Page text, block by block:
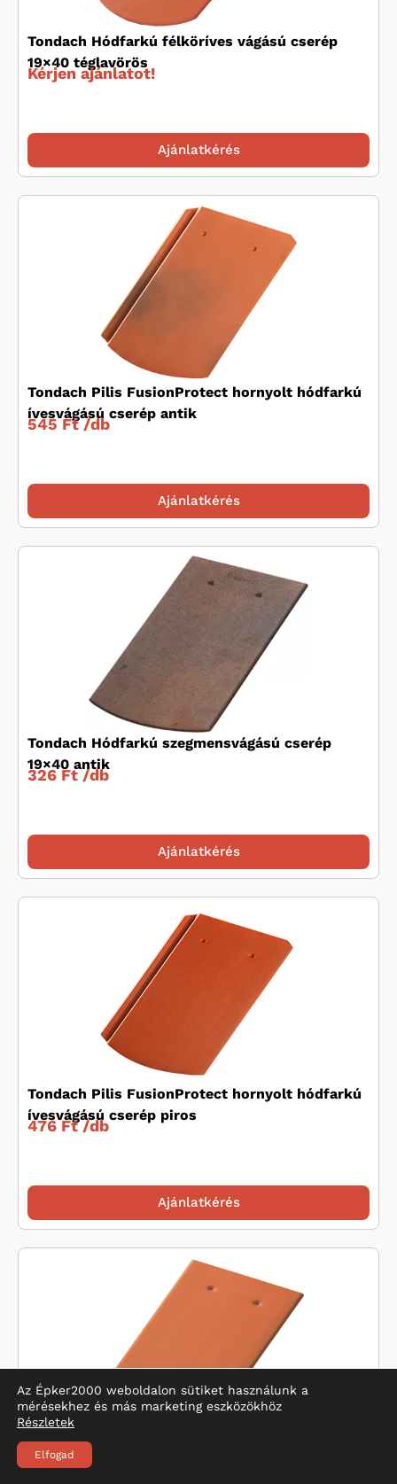
Tondach Hódfarkú félköríves vágású cserép
19×40 téglavörös
Kérjen ajánlatot!
Ajánlatkérés
Tondach Pilis FusionProtect hornyolt hódfarkú
ívesvágású cserép antik
545 Ft /db
Ajánlatkérés
Tondach Hódfarkú szegmensvágású cserép
19×40 antik
326 Ft /db
Ajánlatkérés
Tondach Pilis FusionProtect hornyolt hódfarkú
ívesvágású cserép piros
476 Ft /db
Ajánlatkérés
Tondach Hódfarkú szegmensvágású cserép
19×40 téglavörös
Az Épker2000 weboldalon sütiket használunk a
mérésekhez és más marketing eszközökhöz
Részletek
Elfogad